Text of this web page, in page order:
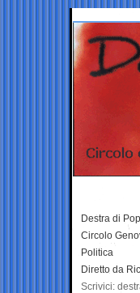
Destra di
Circolo
Politica
Diretto da
Scrivici: